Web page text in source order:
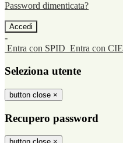
Password dimenticata?
-
Entra con SPID Entra con CIE
Seleziona utente
button close ×
Recupero password